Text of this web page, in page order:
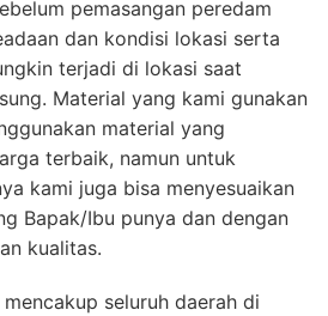
pemasangan peredam
dan kondisi lokasi serta
terjadi di lokasi saat
Material yang kami gunakan
material yang
terbaik, namun untuk
kami juga bisa menyesuaikan
Bapak/Ibu punya dan dengan
kualitas.
seluruh daerah di